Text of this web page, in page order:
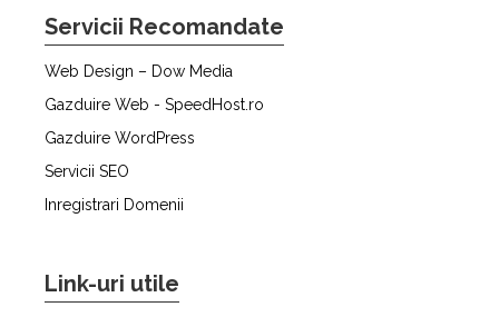
Servicii Recomandate
Web Design – Dow Media
Gazduire Web - SpeedHost.ro
Gazduire WordPress
Servicii SEO
Inregistrari Domenii
Link-uri utile